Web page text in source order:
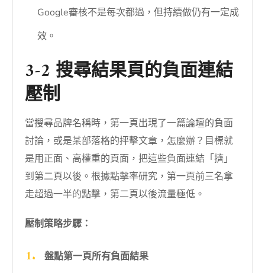
Google審核不是每次都過，但持續做仍有一定成
效。
3-2 搜尋結果頁的負面連結
壓制
當搜尋品牌名稱時，第一頁出現了一篇論壇的負面
討論，或是某部落格的抨擊文章，怎麼辦？目標就
是用正面、高權重的頁面，把這些負面連結「擠」
到第二頁以後。根據點擊率研究，第一頁前三名拿
走超過一半的點擊，第二頁以後流量極低。
壓制策略步驟：
盤點第一頁所有負面結果